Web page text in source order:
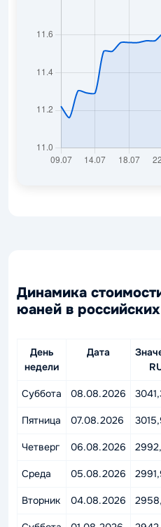
Динамика
юаней в
День
недели
Дата
Суббота 08.08.2026
Пятница 07.08.2026
Четверг 06.08.2026
Среда 05.08.2026
Вторник 04.08.2026